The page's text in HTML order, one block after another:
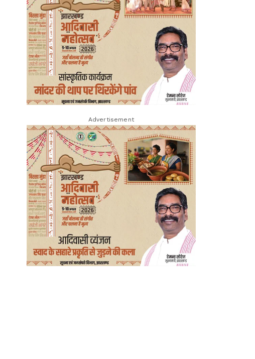
Advertisement